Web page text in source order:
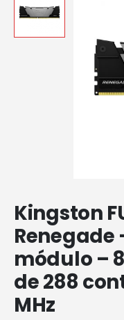
Kingston
Renegade
módulo –
de 288
MHz